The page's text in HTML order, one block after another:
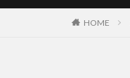
HOME